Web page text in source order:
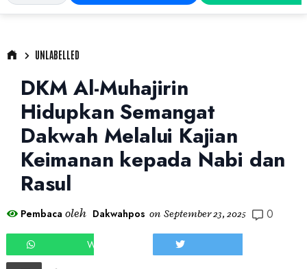
UNLABELLED
DKM Al-Muhajirin
Hidupkan Semangat
Dakwah Melalui Kajian
Keimanan kepada Nabi dan
Rasul
Pembaca oleh Dakwahpos on September 23, 2025 0
WHATSAPP